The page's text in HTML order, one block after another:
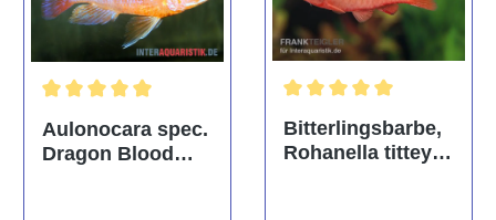
Durchschnittliche Bewertung von 5 von 5 Sternen
Aulonocara spec.
Dragon Blood
Bitterlingsbarbe,
Rohanella titteya,